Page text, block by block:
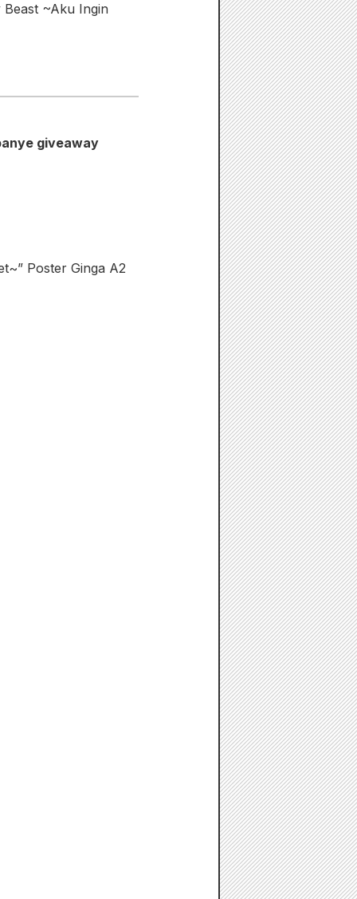
~Aku Ingin
giveaway
Poster Ginga A2